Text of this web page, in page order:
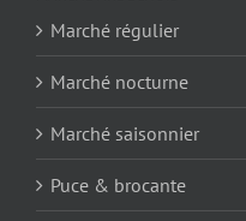
Marché régulier
Marché nocturne
Marché saisonnier
Puce & brocante